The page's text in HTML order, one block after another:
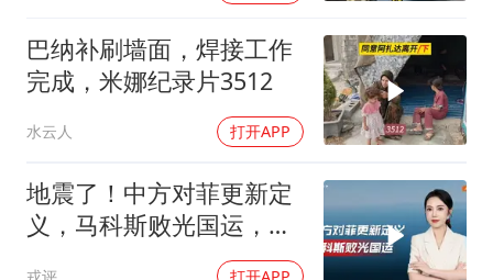
巴纳补刷墙面，焊接工作
完成，米娜纪录片3512
水云人 打开APP
地震了！中方对菲更新定
义，马科斯败光国运，还
剩19万亿债务未还
戎评 打开APP